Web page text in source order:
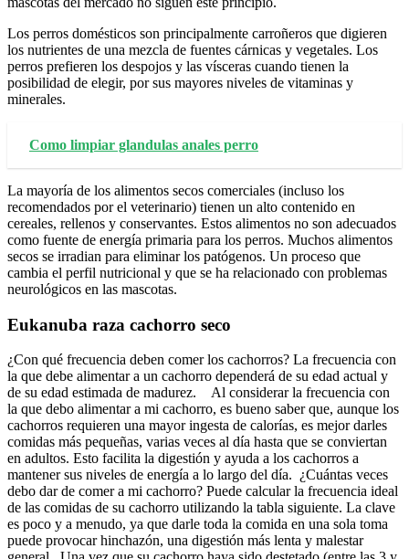
Los perros domésticos son principalmente carroñeros que digieren
los nutrientes de una mezcla de fuentes cárnicas y vegetales. Los
perros prefieren los despojos y las vísceras cuando tienen la
posibilidad de elegir, por sus mayores niveles de vitaminas y
minerales.
Como limpiar glandulas anales perro
La mayoría de los alimentos secos comerciales (incluso los
recomendados por el veterinario) tienen un alto contenido en
cereales, rellenos y conservantes. Estos alimentos no son adecuados
como fuente de energía primaria para los perros. Muchos alimentos
secos se irradian para eliminar los patógenos. Un proceso que
cambia el perfil nutricional y que se ha relacionado con problemas
neurológicos en las mascotas.
Eukanuba raza cachorro seco
¿Con qué frecuencia deben comer los cachorros? La frecuencia con
la que debe alimentar a un cachorro dependerá de su edad actual y
de su edad estimada de madurez. Al considerar la frecuencia con
la que debo alimentar a mi cachorro, es bueno saber que, aunque los
cachorros requieren una mayor ingesta de calorías, es mejor darles
comidas más pequeñas, varias veces al día hasta que se conviertan
en adultos. Esto facilita la digestión y ayuda a los cachorros a
mantener sus niveles de energía a lo largo del día. ¿Cuántas veces
debo dar de comer a mi cachorro? Puede calcular la frecuencia ideal
de las comidas de su cachorro utilizando la tabla siguiente. La clave
es poco y a menudo, ya que darle toda la comida en una sola toma
puede provocar hinchazón, una digestión más lenta y malestar